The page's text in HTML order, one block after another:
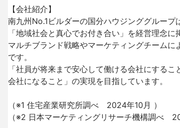
【会社紹介】
南九州No.1ビルダーの国分ハウジンググループ
「地域社会と真心でお付き合い」を経営理念に
マルチブランド戦略やマーケティングチーム
です。
「社員が将来まで安心して働ける会社にする
会社になること」の実現を目指しています。
（※1 住宅産業研究所調べ　2024年10月 ）
（※2 日本マーケティングリサーチ機構調べ　